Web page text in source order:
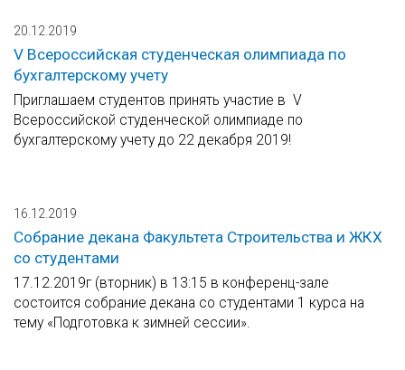
20.12.2019
V Всероссийская студенческая олимпиада по
бухгалтерскому учету
Приглашаем студентов принять участие в V
Всероссийской студенческой олимпиаде по
бухгалтерскому учету до 22 декабря 2019!
16.12.2019
Собрание декана Факультета Строительства и ЖКХ
со студентами
17.12.2019г (вторник) в 13:15 в конференц-зале
состоится собрание декана со студентами 1 курса на
тему «Подготовка к зимней сессии».